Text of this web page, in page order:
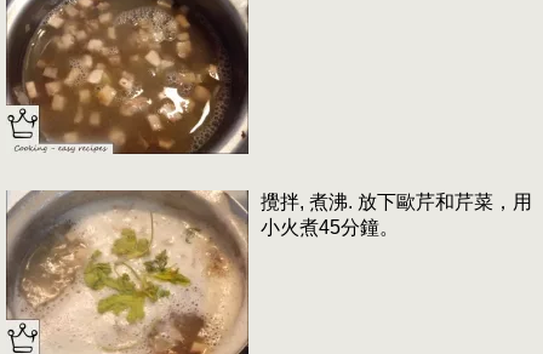
攪拌, 煮沸. 放下歐芹和芹菜，用
小火煮45分鐘。